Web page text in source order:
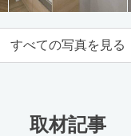
すべての写真を見る
取材記事